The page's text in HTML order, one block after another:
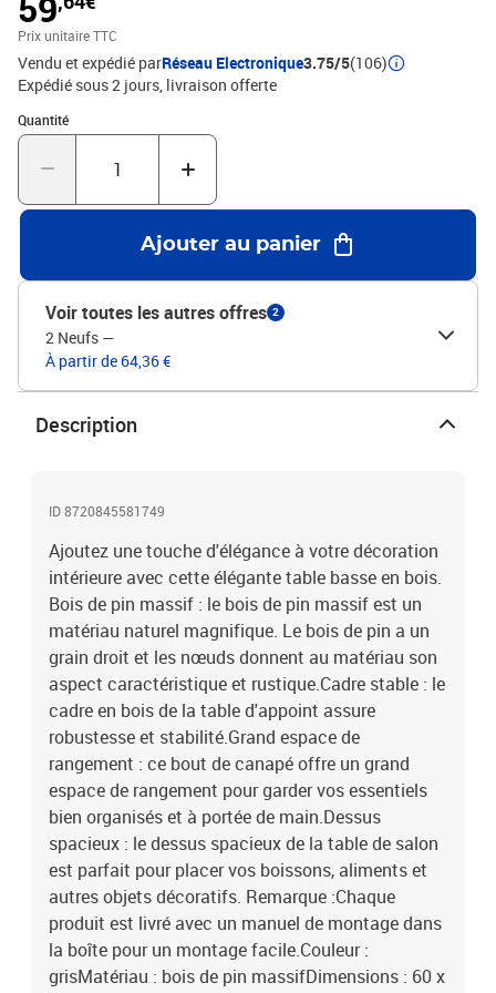
montage dans la boîte pour un montage facile.Couleur :
grisMatériau : bois de pin massifDimensions : 60 x 61 x 32,5 cm (l
x P x H)
Prix unitaire TTC
Vendu et expédié parRéseau Electronique3.75/5(106)
Expédié sous 2 jours livraison offerte
Quantité
Quantité : 1
Ajouter au panier
Voir toutes les autres offres 2
2 Neufs —
À partir de 64,36 €
Description
ID 8720845581749
Ajoutez une touche d'élégance à votre décoration
intérieure avec cette élégante table basse en bois.
Bois de pin massif : le bois de pin massif est un
matériau naturel magnifique. Le bois de pin a un
grain droit et les nœuds donnent au matériau son
aspect caractéristique et rustique.Cadre stable : le
cadre en bois de la table d'appoint assure
robustesse et stabilité.Grand espace de
rangement : ce bout de canapé offre un grand
espace de rangement pour garder vos essentiels
bien organisés et à portée de main.Dessus
spacieux : le dessus spacieux de la table de salon
est parfait pour placer vos boissons, aliments et
autres objets décoratifs. Remarque :Chaque
produit est livré avec un manuel de montage dans
la boîte pour un montage facile.Couleur :
grisMatériau : bois de pin massifDimensions : 60 x